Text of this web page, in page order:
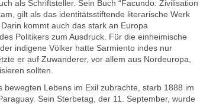
als Schriftsteller. Sein Buch “Facundo: Zivilisation
gilt als das identitätsstiftende literarische Werk
kommt auch das stark an Europa
Politikers zum Ausdruck. Für die einheimische
indigene Völker hatte Sarmiento indes nur
er auf Zuwanderer, vor allem aus Nordeuropa,
sollten.
bewegten Lebens im Exil zubrachte, starb 1888 im
Sein Sterbetag, der 11. September, wurde